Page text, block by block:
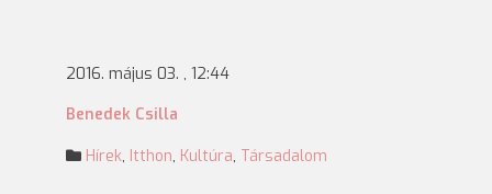
2016. május 03. , 12:44
Benedek Csilla
Hírek, Itthon, Kultúra, Társadalom